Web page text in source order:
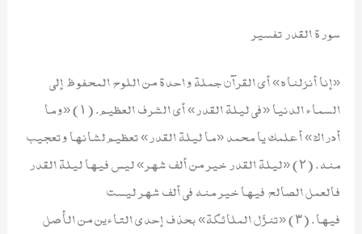
سورة القدر تفسير
«إنا أنزلناه» أي القرآن جملة واحدة من اللوح المحفوظ إلى
السماء الدنيا «في ليلة القدر» أي الشرف العظيم. (١) «وما
أدراك» أعلمك يا محمد «ما ليلة القدر» تعظيم لشانها وتعجيب
منه. (٢) «ليلة القدر خير من ألف شهر» ليس فيها ليلة القدر
فالعمل الصالح فيها خير منه في ألف شهر ليست
فيها. (٣) «تنزَّل الملائكة» بحذف إحدى التاءين من الأصل